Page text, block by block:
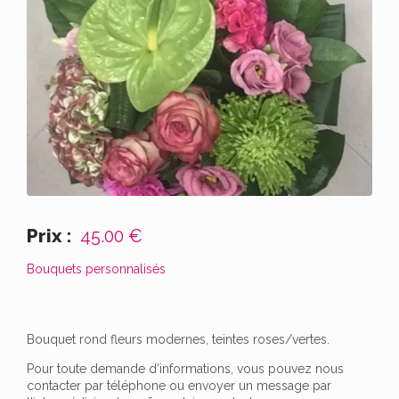
Prix : 45.00 €
Bouquets personnalisés
Bouquet rond fleurs modernes, teintes roses/vertes.
Pour toute demande d’informations, vous pouvez nous
contacter par téléphone ou envoyer un message par